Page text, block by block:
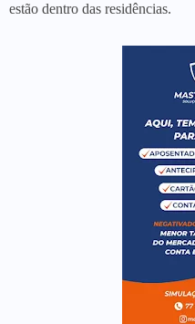
estão dentro das residências.